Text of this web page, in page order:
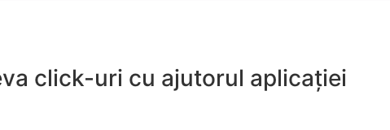
click-uri cu ajutorul aplicației